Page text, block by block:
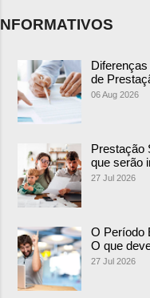
NFORMATIVOS
de
06 Aug 2026
Prestação
que serão
27 Jul 2026
O Período
O que
27 Jul 2026